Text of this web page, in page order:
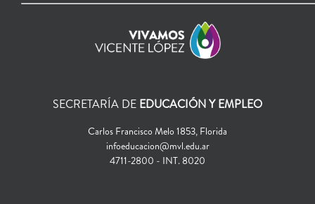
SECRETARÍA DE EDUCACIÓN Y EMPLEO
Carlos Francisco Melo 1853, Florida
infoeducacion@mvl.edu.ar
4711-2800 - INT. 8020